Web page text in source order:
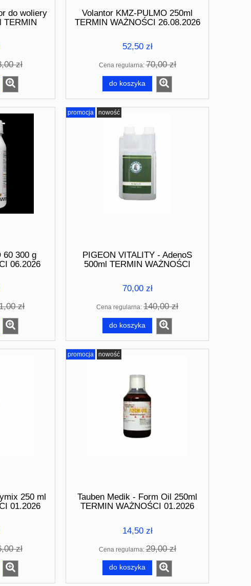
do woliery
TERMIN
zł
Volantor KMZ-PULMO 250ml
TERMIN WAŻNOŚCI 26.08.2026
52,50 zł
Cena regularna:70,00 zł
do koszyka
60 300 g
06.2026
zł
PIGEON VITALITY - AdenoS
500ml TERMIN WAŻNOŚCI
70,00 zł
Cena regularna: 140,00 zł
do koszyka
promocja nowość
250 ml
01.2026
zł
Tauben Medik - Form Oil 250ml
TERMIN WAŻNOŚCI 01.2026
14,50 zł
Cena regularna:29,00 zł
do koszyka
promocja nowość